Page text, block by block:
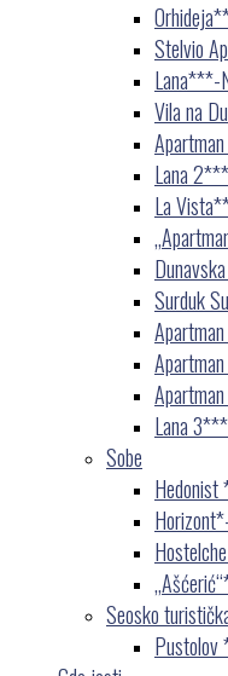
Stelvio
Lana***-
Vila na
Lana
La
Surduk
Lana
Sobe
Hedonist
Seosko
Pustolov